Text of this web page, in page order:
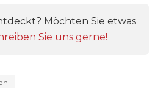
Möchten Sie etwas
Sie uns gerne!